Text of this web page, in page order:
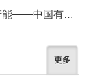
锻造无愧时代无愧使命的世界一流新质产能——中国有色金属工业的战略应对与破局之道（二）
更多